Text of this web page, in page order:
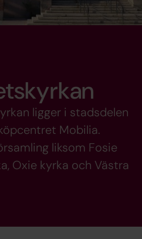
ligger i stadsdelen
Mobilia.
liksom Fosie
Oxie kyrka och Västra